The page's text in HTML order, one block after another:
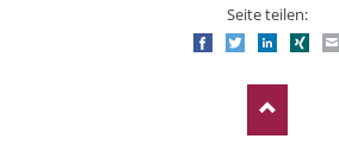
Seite teilen:
FacebookTwitterLinkedIn
Xing